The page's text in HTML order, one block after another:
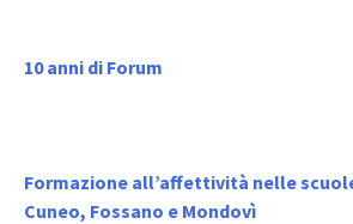
10 anni di Forum
Formazione all’affettività nelle
Cuneo, Fossano e Mondovì